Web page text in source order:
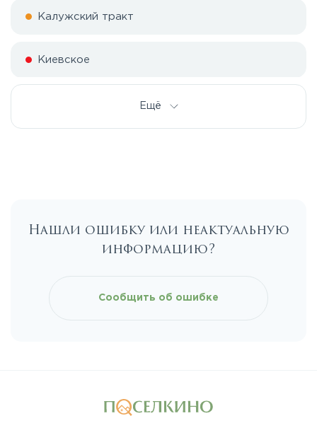
Калужский тракт
Киевское
Ещё
Нашли ошибку или неактуальную
информацию?
Сообщить об ошибке